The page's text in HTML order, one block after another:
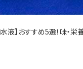
液】おすすめ5選！味・栄